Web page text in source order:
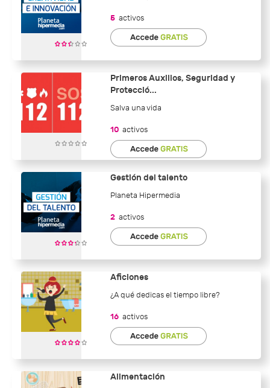
5 activos
Primeros Auxilios, Seguridad y
Protecció...
Salva una vida
10 activos
Gestión del talento
Planeta Hipermedia
2 activos
Aficiones
¿A qué dedicas el tiempo libre?
16 activos
Alimentación